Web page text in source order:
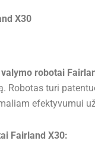
X30
robotai
Robotas turi
efektyvumui
Fairland X30: